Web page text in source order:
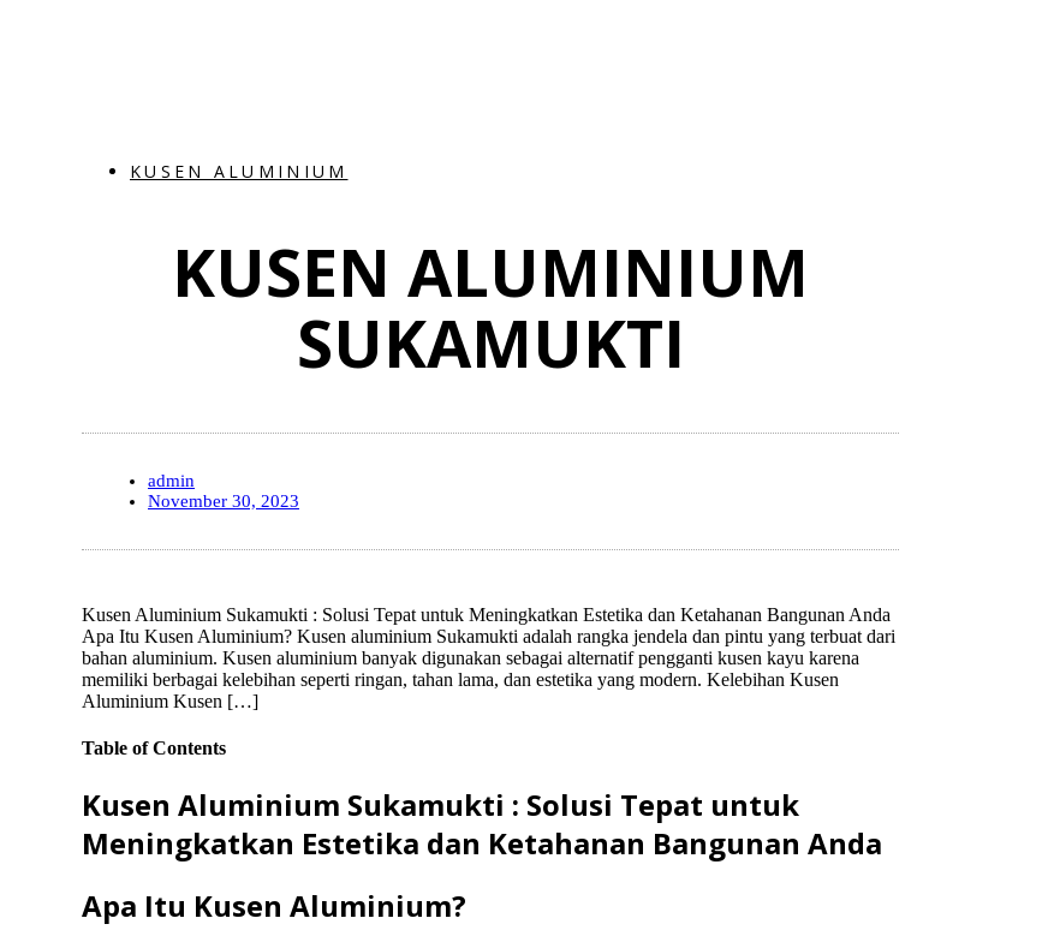
KUSEN ALUMINIUM
KUSEN ALUMINIUM
SUKAMUKTI
admin
November 30, 2023
Kusen Aluminium Sukamukti : Solusi Tepat untuk Meningkatkan Estetika dan Ketahanan Bangunan Anda
Apa Itu Kusen Aluminium? Kusen aluminium Sukamukti adalah rangka jendela dan pintu yang terbuat dari
bahan aluminium. Kusen aluminium banyak digunakan sebagai alternatif pengganti kusen kayu karena
memiliki berbagai kelebihan seperti ringan, tahan lama, dan estetika yang modern. Kelebihan Kusen
Aluminium Kusen […]
Table of Contents
Kusen Aluminium Sukamukti : Solusi Tepat untuk
Meningkatkan Estetika dan Ketahanan Bangunan Anda
Apa Itu Kusen Aluminium?